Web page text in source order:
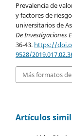
Prevalencia de
y factores de
universitarios de
De Investigaciones
36-43. https://
9528/
Más formatos
Artículos